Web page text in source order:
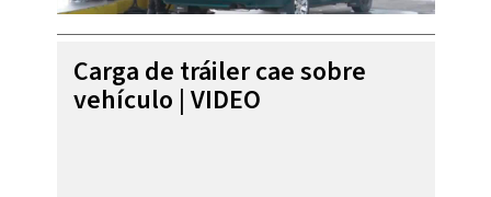
Carga de tráiler cae sobre
vehículo | VIDEO